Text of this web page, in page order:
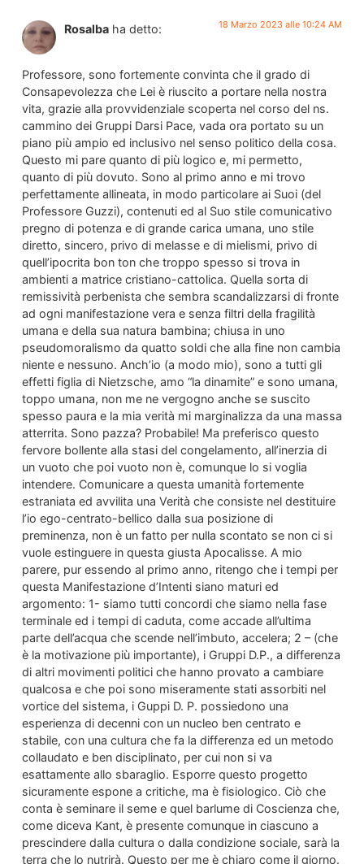
Rosalba ha detto: 18 Marzo 2023 alle 10:24 AM
Professore, sono fortemente convinta che il grado di
Consapevolezza che Lei è riuscito a portare nella nostra
vita, grazie alla provvidenziale scoperta nel corso del ns.
cammino dei Gruppi Darsi Pace, vada ora portato su un
piano più ampio ed inclusivo nel senso politico della cosa.
Questo mi pare quanto di più logico e, mi permetto,
quanto di più dovuto. Sono al primo anno e mi trovo
perfettamente allineata, in modo particolare ai Suoi (del
Professore Guzzi), contenuti ed al Suo stile comunicativo
pregno di potenza e di grande carica umana, uno stile
diretto, sincero, privo di melasse e di mielismi, privo di
quell’ipocrita bon ton che troppo spesso si trova in
ambienti a matrice cristiano-cattolica. Quella sorta di
remissività perbenista che sembra scandalizzarsi di fronte
ad ogni manifestazione vera e senza filtri della fragilità
umana e della sua natura bambina; chiusa in uno
pseudomoralismo da quatto soldi che alla fine non cambia
niente e nessuno. Anch’io (a modo mio), sono a tutti gli
effetti figlia di Nietzsche, amo “la dinamite” e sono umana,
toppo umana, non me ne vergogno anche se suscito
spesso paura e la mia verità mi marginalizza da una massa
atterrita. Sono pazza? Probabile! Ma preferisco questo
fervore bollente alla stasi del congelamento, all’inerzia di
un vuoto che poi vuoto non è, comunque lo si voglia
intendere. Comunicare a questa umanità fortemente
estraniata ed avvilita una Verità che consiste nel destituire
l’io ego-centrato-bellico dalla sua posizione di
preminenza, non è un fatto per nulla scontato se non ci si
vuole estinguere in questa giusta Apocalisse. A mio
parere, pur essendo al primo anno, ritengo che i tempi per
questa Manifestazione d’Intenti siano maturi ed
argomento: 1- siamo tutti concordi che siamo nella fase
terminale ed i tempi di caduta, come accade all’ultima
parte dell’acqua che scende nell’imbuto, accelera; 2 – (che
è la motivazione più importante), i Gruppi D.P., a differenza
di altri movimenti politici che hanno provato a cambiare
qualcosa e che poi sono miseramente stati assorbiti nel
vortice del sistema, i Guppi D. P. possiedono una
esperienza di decenni con un nucleo ben centrato e
stabile, con una cultura che fa la differenza ed un metodo
collaudato e ben disciplinato, per cui non si va
esattamente allo sbaraglio. Esporre questo progetto
sicuramente espone a critiche, ma è fisiologico. Ciò che
conta è seminare il seme e quel barlume di Coscienza che,
come diceva Kant, è presente comunque in ciascuno a
prescindere dalla cultura o dalla condizione sociale, sarà la
terra che lo nutrirà. Questo per me è chiaro come il giorno.